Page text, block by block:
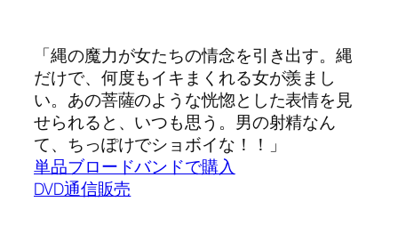
「縄の魔力が女たちの情念を引き出す。縄
だけで、何度もイキまくれる女が羨まし
い。あの菩薩のような恍惚とした表情を見
せられると、いつも思う。男の射精なん
て、ちっぽけでショボイな！！」
単品ブロードバンドで購入
DVD通信販売